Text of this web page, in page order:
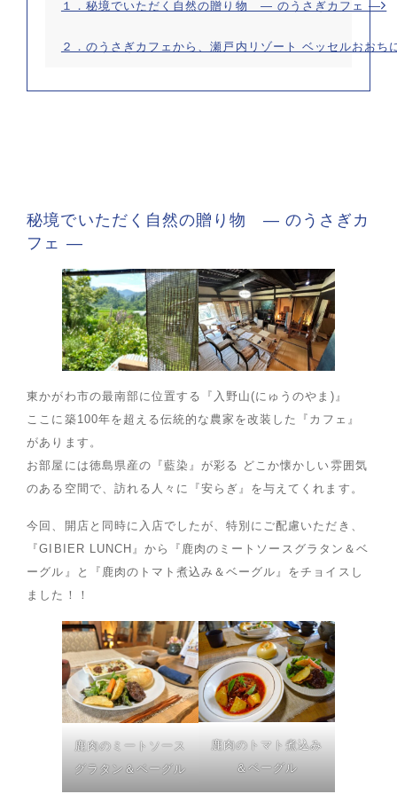
１．秘境でいただく自然の贈り物 ― のうさぎカフェ ―
２．のうさぎカフェから、瀬戸内リゾート ベッセルおお
秘境でいただく自然の贈り物 ― のうさぎカ
フェ ―
東かがわ市の最南部に位置する『入野山(にゅうのやま)』
ここに築100年を超える伝統的な農家を改装した『カフェ』
があります。
お部屋には徳島県産の『藍染』が彩る どこか懐かしい雰囲気
のある空間で、訪れる人々に『安らぎ』を与えてくれます。
今回、開店と同時に入店でしたが、特別にご配慮いただき、
『GIBIER LUNCH』から『鹿肉のミートソースグラタン＆ベ
ーグル』と『鹿肉のトマト煮込み＆ベーグル』をチョイスし
ました！！
鹿肉のミートソース
グラタン＆ベーグル
鹿肉のトマト煮込み
＆ベーグル